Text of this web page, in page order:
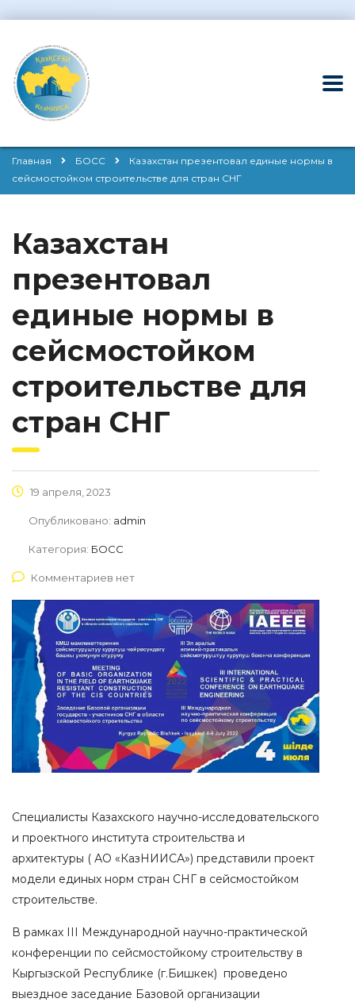
Главная БОСС
Казахстан презентовал единые нормы в
сейсмостойком строительстве для стран СНГ
Казахстан
презентовал
единые нормы в
сейсмостойком
строительстве для
стран СНГ
19 апреля, 2023
Опубликовано: admin
Категория: БОСС
Комментариев нет
Специалисты Казахского научно-исследовательского
и проектного института строительства и
архитектуры ( АО «КазНИИСА») представили проект
модели единых норм стран СНГ в сейсмостойком
строительстве.
В рамках III Международной научно-практической
конференции по сейсмостойкому строительству в
Кыргызской Республике (г.Бишкек) проведено
выездное заседание Базовой организации